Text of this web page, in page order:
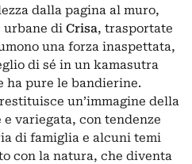
dalla pagina al muro,
urbane di Crisa, trasportate
una forza inaspettata,
di sé in un kamasutra
ha pure le bandierine.
un’immagine della
variegata, con tendenze
di famiglia e alcuni temi
con la natura, che diventa